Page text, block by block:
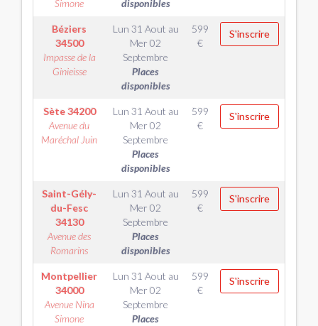
Simone
disponibles
Béziers
34500
Impasse de la
Ginieisse
Lun 31 Aout au
Mer 02
Septembre
Places
disponibles
599
€
S'inscrire
Sète34200
Avenue du
Maréchal Juin
Lun 31 Aout au
Mer 02
Septembre
Places
disponibles
599
€
S'inscrire
Saint-Gély-
du-Fesc
34130
Avenue des
Romarins
Lun 31 Aout au
Mer 02
Septembre
Places
disponibles
599
€
S'inscrire
Montpellier
34000
Avenue Nina
Simone
Lun 31 Aout au
Mer 02
Septembre
Places
599
€
S'inscrire